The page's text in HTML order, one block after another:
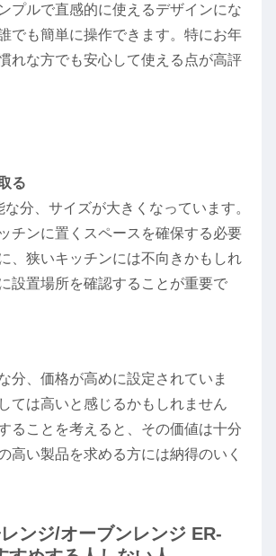
プルで直感的に使えるデザインにな
でも簡単に操作できます。特にお年
れな方でも安心して使える点が高評
る
分、サイズが大きくなっています。
チンに置くスペースを確保する必要
、狭いキッチンには不向きかもしれ
設置場所を確認することが重要で
分、価格が高めに設定されていま
ては高いと感じるかもしれません
ることを考えると、その価値は十分
高い製品を求める方には納得のいく
ンジ/オーブンレンジ ER-